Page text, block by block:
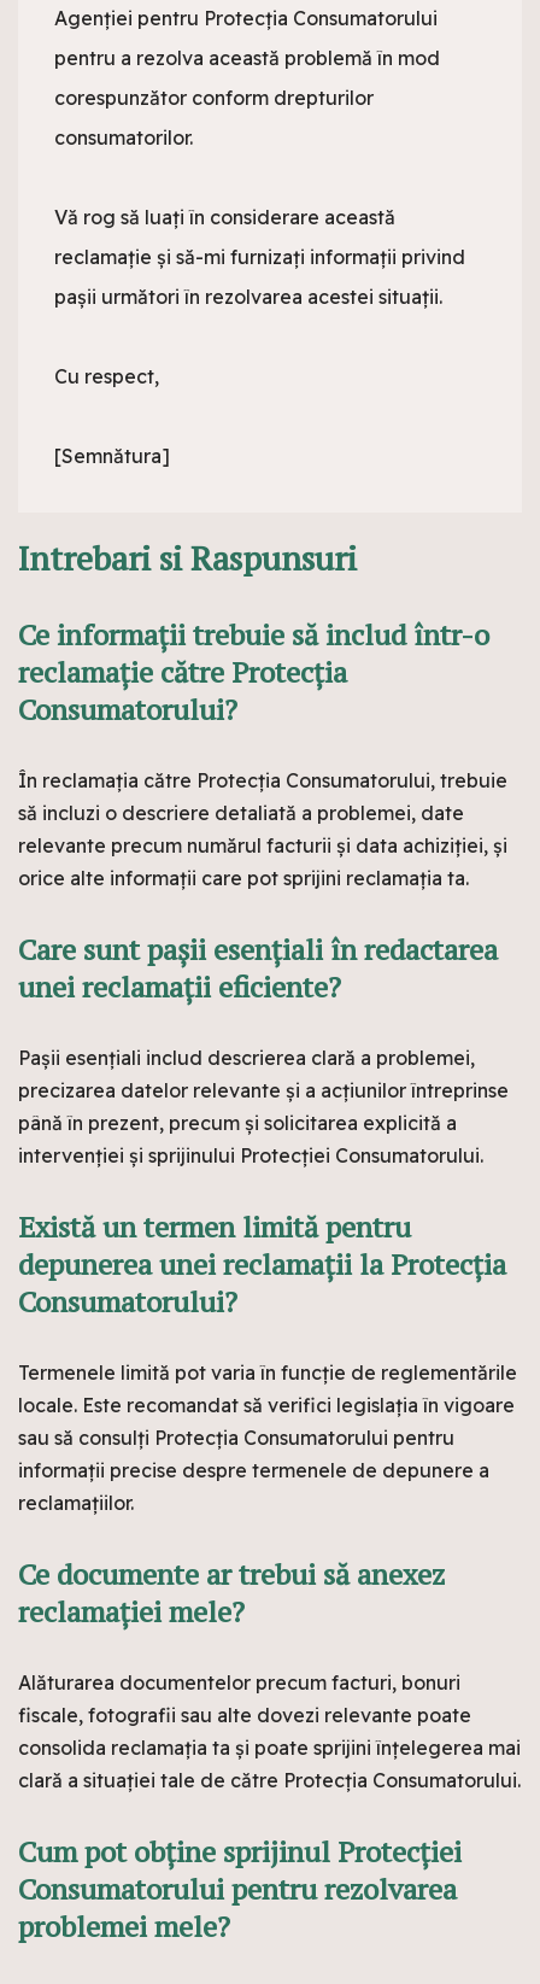
Agenției pentru Protecția Consumatorului
pentru a rezolva această problemă în mod
corespunzător conform drepturilor
consumatorilor.
Vă rog să luați în considerare această
reclamație și să-mi furnizați informații privind
pașii următori în rezolvarea acestei situații.
Cu respect,
[Semnătura]
Intrebari si Raspunsuri
Ce informații trebuie să includ într-o
reclamație către Protecția
Consumatorului?
În reclamația către Protecția Consumatorului, trebuie
să incluzi o descriere detaliată a problemei, date
relevante precum numărul facturii și data achiziției, și
orice alte informații care pot sprijini reclamația ta.
Care sunt pașii esențiali în redactarea
unei reclamații eficiente?
Pașii esențiali includ descrierea clară a problemei,
precizarea datelor relevante și a acțiunilor întreprinse
până în prezent, precum și solicitarea explicită a
intervenției și sprijinului Protecției Consumatorului.
Există un termen limită pentru
depunerea unei reclamații la Protecția
Consumatorului?
Termenele limită pot varia în funcție de reglementările
locale. Este recomandat să verifici legislația în vigoare
sau să consulți Protecția Consumatorului pentru
informații precise despre termenele de depunere a
reclamațiilor.
Ce documente ar trebui să anexez
reclamației mele?
Alăturarea documentelor precum facturi, bonuri
fiscale, fotografii sau alte dovezi relevante poate
consolida reclamația ta și poate sprijini înțelegerea mai
clară a situației tale de către Protecția Consumatorului.
Cum pot obține sprijinul Protecției
Consumatorului pentru rezolvarea
problemei mele?